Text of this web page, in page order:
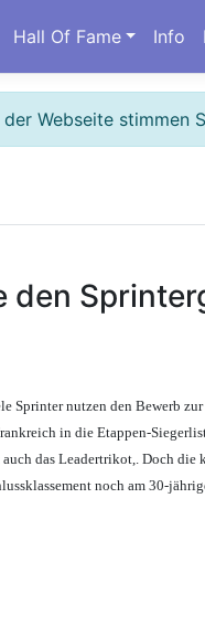
Hall Of Fame Info
Webseite stimmen
den
Sprinter nutzen den Bewerb
in die Etappen-
das Leadertrikot,. Doch
noch am 30-